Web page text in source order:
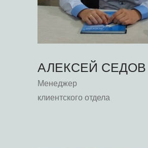
АЛЕКСЕЙ СЕДОВ
Менеджер
клиентского отдела